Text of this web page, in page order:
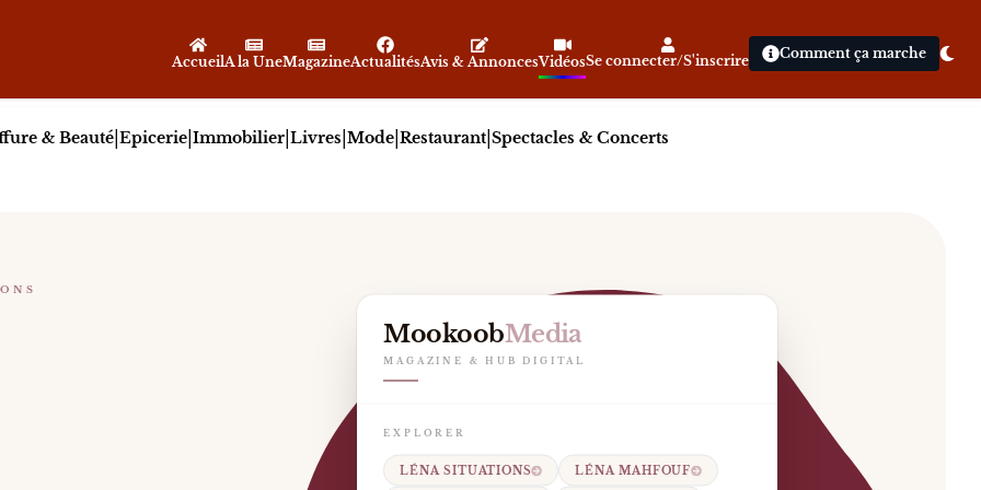
AccueilA la UneMagazineActualitésAvis & AnnoncesVidéosSe connecter/S'inscrire Comment ça marche
& Beauté| Epicerie| Immobilier| Livres Mode| Restaurant| Spectacles & Concerts
FRANÇAISE
son statut de créatrice-entrepreneuse avec l’évolution de son podcast vers COUCH, le développement
MookoobMedia
MAGAZINE & HUB DIGITAL
EXPLORER
LÉNA SITUATIONS LÉNA MAHFOUF